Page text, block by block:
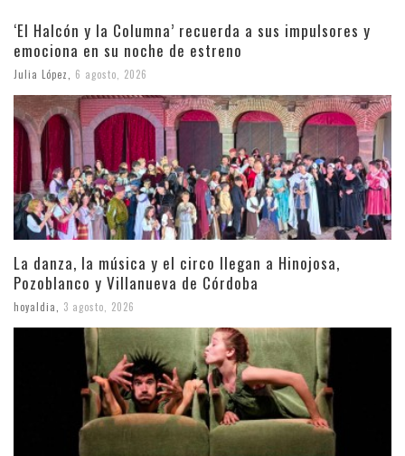
‘El Halcón y la Columna’ recuerda a sus impulsores y
emociona en su noche de estreno
Julia López, 6 agosto, 2026
La danza, la música y el circo llegan a Hinojosa,
Pozoblanco y Villanueva de Córdoba
hoyaldia 3 agosto, 2026